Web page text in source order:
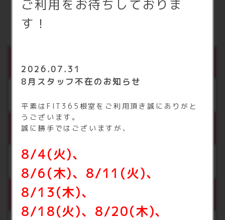
水素水※4
契約ロッカー
ご利用をお待ちしておりま
す！
2026.07.31
8月スタッフ不在のお知らせ
平素はFIT365根室をご利用頂き誠にありがと
うございます。
誠に勝手ではございますが、
8/4(火)、
8/6(木)、8/11 (火)、
8/13(木)、
8/18(火)、8/20(木)、